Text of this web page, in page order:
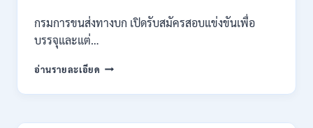
/
ผ่าน
กรมการขนส่งทางบก เปิดรับสมัครสอบแข่งขันเพื่อ
บรรจุและแต่…
อ่านรายละเอียด กรม
ขนส่ง
บก